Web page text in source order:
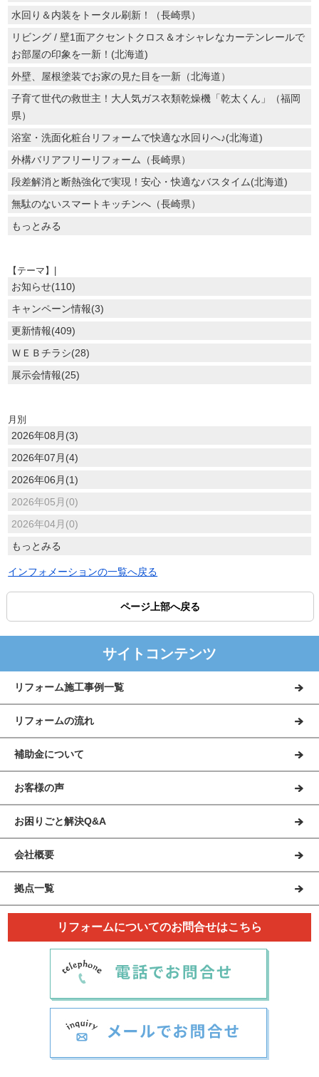
水回り＆内装をトータル刷新！（長崎県）
リビング / 壁1面アクセントクロス＆オシャレなカーテンレールで
お部屋の印象を一新！(北海道)
外壁、屋根塗装でお家の見た目を一新（北海道）
子育て世代の救世主！大人気ガス衣類乾燥機「乾太くん」（福岡
県）
浴室・洗面化粧台リフォームで快適な水回りへ♪(北海道)
外構バリアフリーリフォーム（長崎県）
段差解消と断熱強化で実現！安心・快適なバスタイム(北海道)
無駄のないスマートキッチンへ（長崎県）
もっとみる
【テーマ】|
お知らせ(110)
キャンペーン情報(3)
更新情報(409)
ＷＥＢチラシ(28)
展示会情報(25)
月別
2026年08月(3)
2026年07月(4)
2026年06月(1)
2026年05月(0)
2026年04月(0)
もっとみる
インフォメーションの一覧へ戻る
ページ上部へ戻る
サイトコンテンツ
リフォーム施工事例一覧
リフォームの流れ
補助金について
お客様の声
お困りごと解決Q&A
会社概要
拠点一覧
リフォームについてのお問合せはこちら